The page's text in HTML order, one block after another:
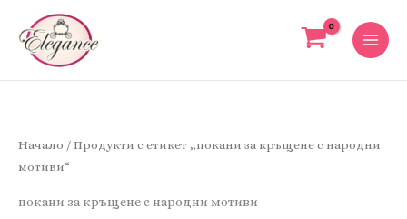
content
Начало / Продукти с етикет „покани за кръщене с народни
мотиви“
покани за кръщене с народни мотиви